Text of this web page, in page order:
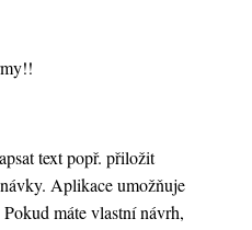
text popř. přiložit
Aplikace umožňuje
máte vlastní návrh,